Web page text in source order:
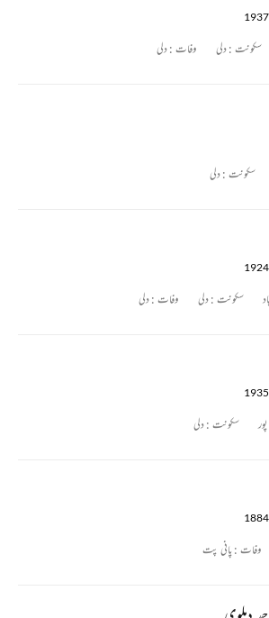
سکونت :دلی وفات :دلی
سکونت :دلی
سکونت :دلی وفات :دلی
سکونت :دلی
وفات : پانی پت